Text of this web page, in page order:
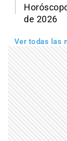
de 2026
Ver todas las